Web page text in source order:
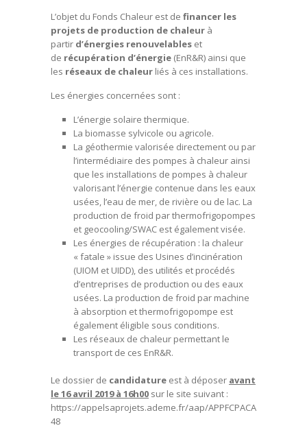
L’objet du Fonds Chaleur est de financer les
projets de production de chaleur à
partir d’énergies renouvelables et
de récupération d’énergie (EnR&R) ainsi que
les réseaux de chaleur liés à ces installations.
Les énergies concernées sont :
L’énergie solaire thermique.
La biomasse sylvicole ou agricole.
La géothermie valorisée directement ou par
l’intermédiaire des pompes à chaleur ainsi
que les installations de pompes à chaleur
valorisant l’énergie contenue dans les eaux
usées, l’eau de mer, de rivière ou de lac. La
production de froid par thermofrigopompes
et geocooling/SWAC est également visée.
Les énergies de récupération : la chaleur
« fatale » issue des Usines d’incinération
(UIOM et UIDD), des utilités et procédés
d’entreprises de production ou des eaux
usées. La production de froid par machine
à absorption et thermofrigopompe est
également éligible sous conditions.
Les réseaux de chaleur permettant le
transport de ces EnR&R.
Le dossier de candidature est à déposer avant
le 16 avril 2019 à 16h00 sur le site suivant :
https://appelsaprojets.ademe.fr/aap/APPFCPACA2019-
48